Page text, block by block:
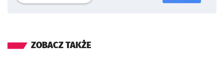
ZOBACZ TAKŻE